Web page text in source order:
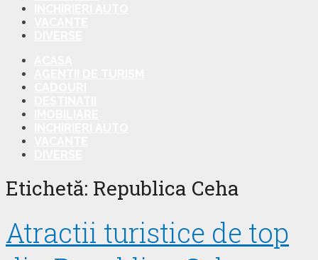
Etichetă: Republica Ceha
Atractii turistice de top